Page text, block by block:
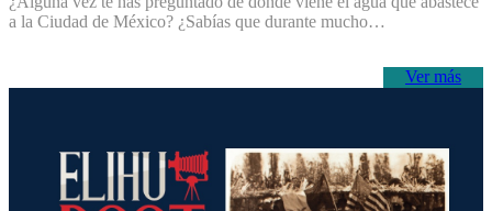
a la Ciudad de México? ¿Sabías que durante mucho…
Ver más